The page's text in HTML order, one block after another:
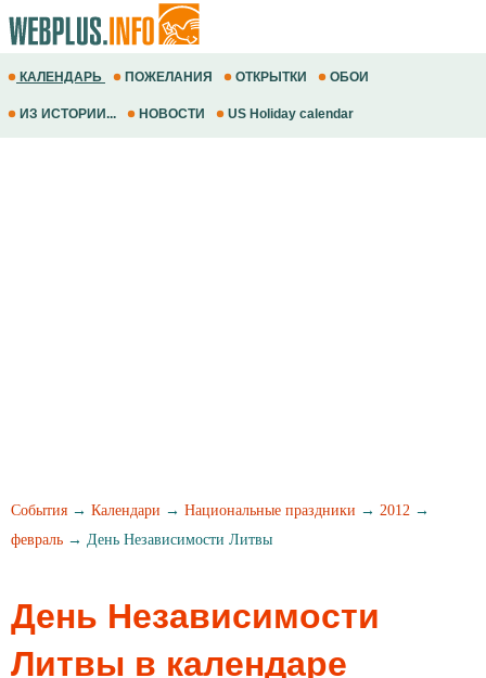
КАЛЕНДАРЬ ПОЖЕЛАНИЯ ОТКРЫТКИ ОБОИ
ИЗ ИСТОРИИ... НОВОСТИ US Holiday calendar
События → Календари → Национальные праздники → 2012 →
февраль → День Независимости Литвы
День Независимости
Литвы в календаре